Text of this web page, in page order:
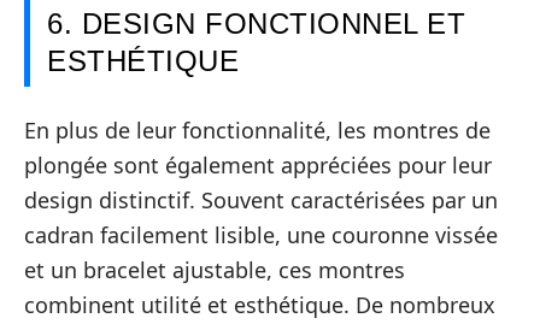
6. DESIGN FONCTIONNEL ET
ESTHÉTIQUE
En plus de leur fonctionnalité, les montres de
plongée sont également appréciées pour leur
design distinctif. Souvent caractérisées par un
cadran facilement lisible, une couronne vissée
et un bracelet ajustable, ces montres
combinent utilité et esthétique. De nombreux